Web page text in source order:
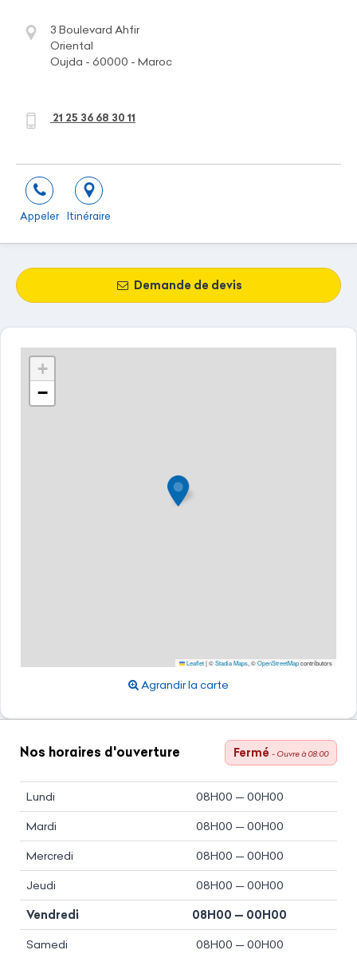
3 Boulevard Ahfir
Oriental
Oujda - 60000 - Maroc
21 25 36 68 30 11
Appeler Itinéraire
Demande de devis
+
−
Leaflet|©Stadia Maps , ©OpenStreetMapcontributors
Agrandir la carte
Nos horaires d'ouverture Fermé - Ouvre à 08:00
Lundi 08H00 — 00H00
Mardi 08H00 — 00H00
Mercredi 08H00 — 00H00
Jeudi 08H00 — 00H00
Vendredi 08H00 — 00H00
Samedi 08H00 — 00H00